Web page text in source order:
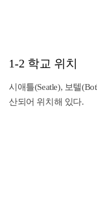
1-2 학교 위치
시애틀(Seatle), 보텔
산되어 위치해 있다.